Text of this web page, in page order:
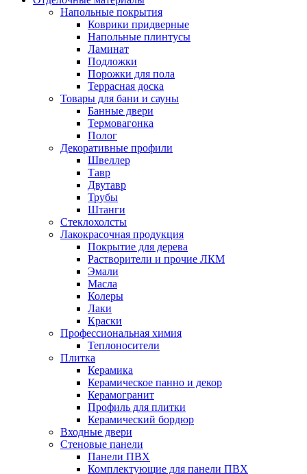
Напольные покрытия
Коврики придверные
Напольные плинтусы
Ламинат
Подложки
Порожки для пола
Террасная доска
Товары для бани и сауны
Банные двери
Термовагонка
Полог
Декоративные профили
Швеллер
Тавр
Двутавр
Трубы
Штанги
Стеклохолсты
Лакокрасочная продукция
Покрытие для дерева
Растворители и прочие ЛКМ
Эмали
Масла
Колеры
Лаки
Краски
Профессиональная химия
Теплоносители
Плитка
Керамика
Керамическое панно и декор
Керамогранит
Профиль для плитки
Керамический бордюр
Входные двери
Стеновые панели
Панели ПВХ
Комплектующие для панели ПВХ